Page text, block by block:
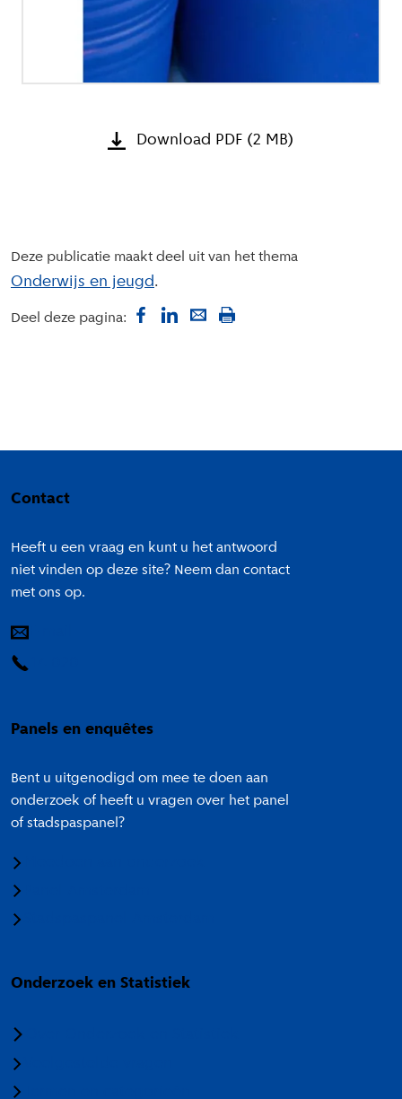
Download PDF (2 MB)
Deze publicatie maakt deel uit van het thema
Onderwijs en jeugd
Deel deze pagina:
Contact
Heeft u een vraag en kunt u het antwoord
niet vinden op deze site? Neem dan contact
met ons op.
Panels en enquêtes
Bent u uitgenodigd om mee te doen aan
onderzoek of heeft u vragen over het panel
of stadspaspanel?
Onderzoek en Statistiek